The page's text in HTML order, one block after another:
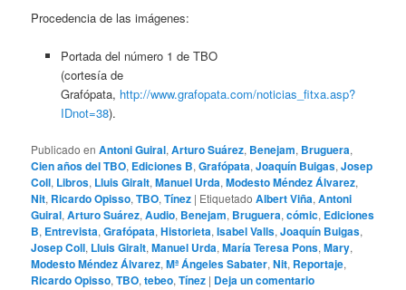
Procedencia de las imágenes:
Portada del número 1 de TBO
(cortesía de
Grafópata, http://www.grafopata.com/noticias_fitxa.asp?
IDnot=38).
Publicado en Antoni Guiral,Arturo Suárez, Benejam, Bruguera,
Cien años del TBO, Ediciones B,Grafópata,Joaquín Buigas,Josep
Coll, Libros, Lluis Giralt,Manuel Urda,Modesto Méndez Álvarez,
Nit, Ricardo Opisso,TBO,Tínez | Etiquetado Albert Viña,Antoni
Guiral,Arturo Suárez,Audio, Benejam, Bruguera,cómic, Ediciones
B, Entrevista,Grafópata,Historieta,Isabel Valls,Joaquín Buigas,
Josep Coll, Lluis Giralt,Manuel Urda,María Teresa Pons,Mary,
Modesto Méndez Álvarez,Mª Ángeles Sabater,Nit, Reportaje,
Ricardo Opisso,TBO,tebeo,Tínez | Deja un comentario